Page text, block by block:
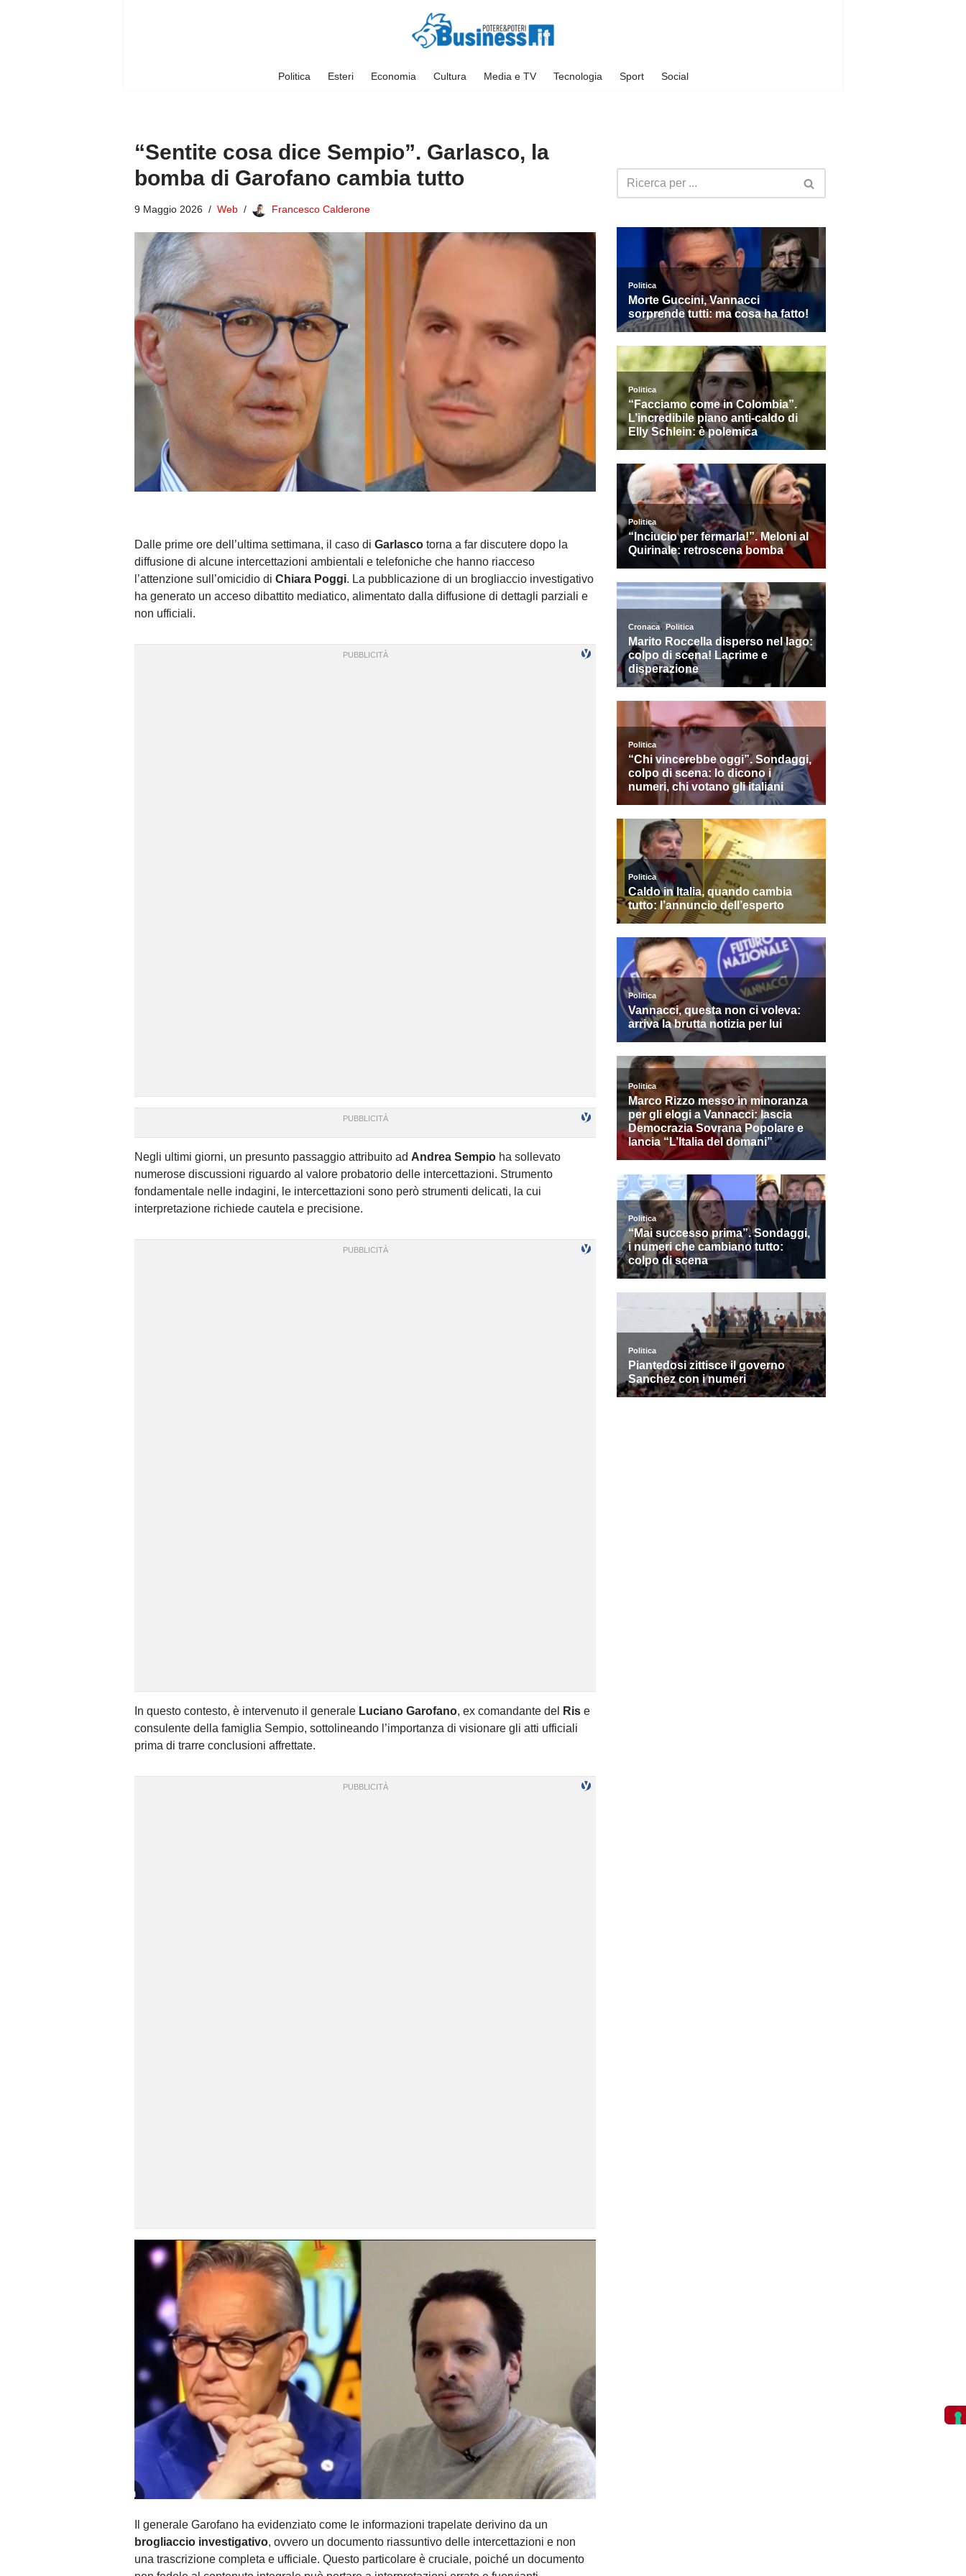
Politica Esteri Economia Cultura Media e TV Tecnologia Sport Social
“Sentite cosa dice Sempio”. Garlasco, la
bomba di Garofano cambia tutto
9 Maggio 2026 Web Francesco Calderone
Dalle prime ore dell’ultima settimana, il caso di Garlasco torna a far discutere dopo la
diffusione di alcune intercettazioni ambientali e telefoniche che hanno riacceso
l’attenzione sull’omicidio di Chiara Poggi. La pubblicazione di un brogliaccio investigativo
ha generato un acceso dibattito mediatico, alimentato dalla diffusione di dettagli parziali e
non ufficiali.
Negli ultimi giorni, un presunto passaggio attribuito ad Andrea Sempio ha sollevato
numerose discussioni riguardo al valore probatorio delle intercettazioni. Strumento
fondamentale nelle indagini, le intercettazioni sono però strumenti delicati, la cui
interpretazione richiede cautela e precisione.
In questo contesto, è intervenuto il generale Luciano Garofano, ex comandante del Ris e
consulente della famiglia Sempio, sottolineando l’importanza di visionare gli atti ufficiali
prima di trarre conclusioni affrettate.
Il generale Garofano ha evidenziato come le informazioni trapelate derivino da un
brogliaccio investigativo, ovvero un documento riassuntivo delle intercettazioni e non
una trascrizione completa e ufficiale. Questo particolare è cruciale, poiché un documento